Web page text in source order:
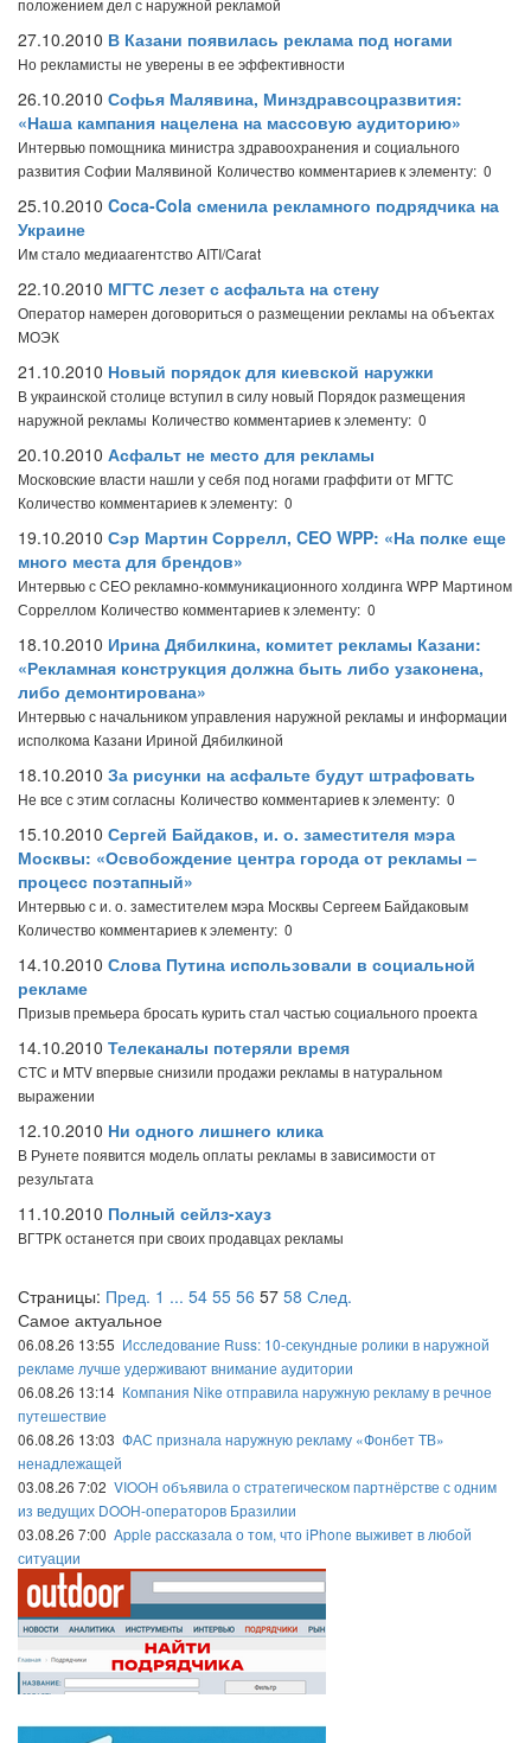
положением дел с наружной рекламой
27.10.2010 В Казани появилась реклама под ногами
Но рекламисты не уверены в ее эффективности
26.10.2010 Софья Малявина, Минздравсоцразвития:
«Наша кампания нацелена на массовую аудиторию»
Интервью помощника министра здравоохранения и социального
развития Софии Малявиной Количество комментариев к элементу: 0
25.10.2010 Coca-Cola сменила рекламного подрядчика на
Украине
Им стало медиаагентство AITI/Carat
22.10.2010 МГТС лезет с асфальта на стену
Оператор намерен договориться о размещении рекламы на объектах
МОЭК
21.10.2010 Новый порядок для киевской наружки
В украинской столице вступил в силу новый Порядок размещения
наружной рекламы Количество комментариев к элементу: 0
20.10.2010 Асфальт не место для рекламы
Московские власти нашли у себя под ногами граффити от МГТС
Количество комментариев к элементу: 0
19.10.2010 Сэр Мартин Соррелл, CEO WPP: «На полке еще
много места для брендов»
Интервью с CEO рекламно-коммуникационного холдинга WPP Мартином
Сорреллом Количество комментариев к элементу: 0
18.10.2010 Ирина Дябилкина, комитет рекламы Казани:
«Рекламная конструкция должна быть либо узаконена,
либо демонтирована»
Интервью с начальником управления наружной рекламы и информации
исполкома Казани Ириной Дябилкиной
18.10.2010 За рисунки на асфальте будут штрафовать
Не все с этим согласны Количество комментариев к элементу: 0
15.10.2010 Сергей Байдаков, и. о. заместителя мэра
Москвы: «Освобождение центра города от рекламы –
процесс поэтапный»
Интервью с и. о. заместителем мэра Москвы Сергеем Байдаковым
Количество комментариев к элементу: 0
14.10.2010 Слова Путина использовали в социальной
рекламе
Призыв премьера бросать курить стал частью социального проекта
14.10.2010 Телеканалы потеряли время
СТС и MTV впервые снизили продажи рекламы в натуральном
выражении
12.10.2010 Ни одного лишнего клика
В Рунете появится модель оплаты рекламы в зависимости от
результата
11.10.2010 Полный сейлз-хауз
ВГТРК останется при своих продавцах рекламы
Страницы: Пред. 1 ... 54 55 56 57 58 След.
Самое актуальное
06.08.26 13:55 Исследование Russ: 10-секундные ролики в наружной
рекламе лучше удерживают внимание аудитории
06.08.26 13:14 Компания Nike отправила наружную рекламу в речное
путешествие
06.08.26 13:03 ФАС признала наружную рекламу «Фонбет ТВ»
ненадлежащей
03.08.26 7:02 VIOOH объявила о стратегическом партнёрстве с одним
из ведущих DOOH-операторов Бразилии
03.08.26 7:00 Apple рассказала о том, что iPhone выживет в любой
ситуации